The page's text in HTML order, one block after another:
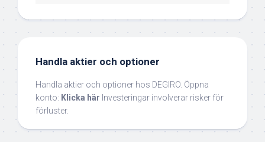
Handla aktier och optioner
Handla aktier och optioner hos DEGIRO. Öppna
konto: Klicka här Investeringar involverar risker för
förluster.